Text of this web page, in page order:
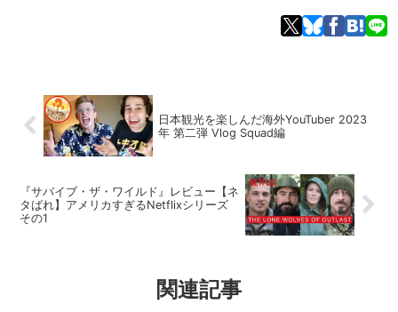
日本観光を楽しんだ海外YouTuber 2023
年 第二弾 Vlog Squad編
『サバイブ・ザ・ワイルド』レビュー【ネ
タばれ】アメリカすぎるNetflixシリーズ
その1
関連記事